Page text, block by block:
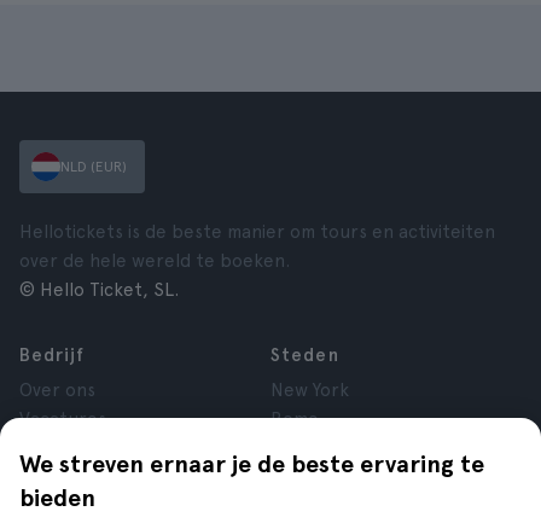
We streven ernaar je de beste ervaring te
bieden
NLD (EUR)
Hellotickets is de beste manier om tours en activiteiten
over de hele wereld te boeken.
© Hello Ticket, SL.
Bedrijf
Over ons
Vacatures
Reviews
Privacy
Steden
New York
Rome
Londen